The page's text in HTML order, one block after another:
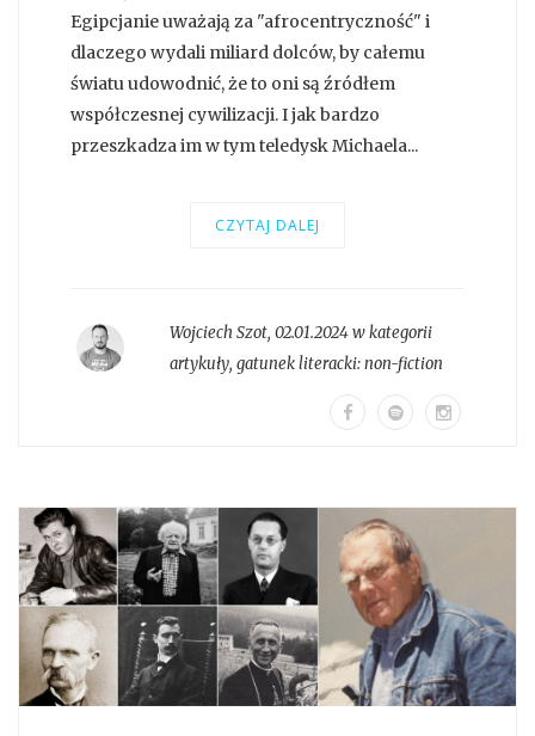
Egipcjanie uważają za "afrocentryczność" i
dlaczego wydali miliard dolców, by całemu
światu udowodnić, że to oni są źródłem
współczesnej cywilizacji. I jak bardzo
przeszkadza im w tym teledysk Michaela...
CZYTAJ DALEJ
Wojciech Szot, 02.01.2024 w kategorii
artykuły, gatunek literacki:non-fiction